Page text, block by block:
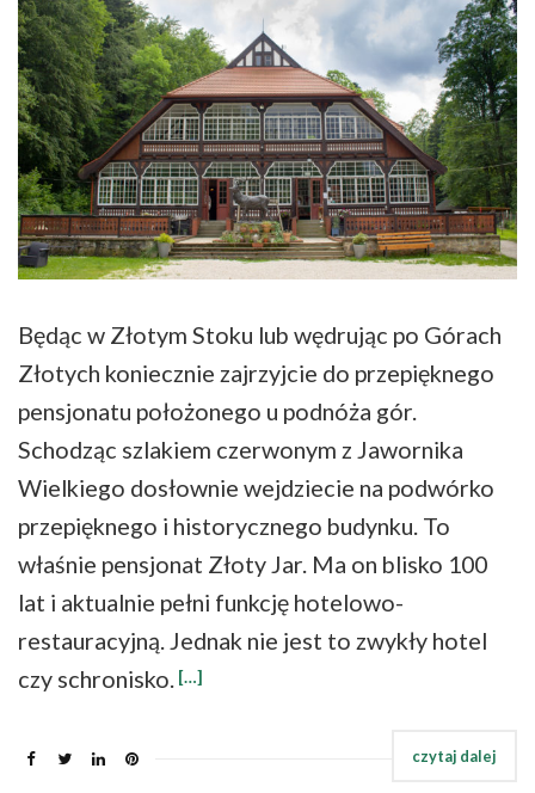
Będąc w Złotym Stoku lub wędrując po Górach
Złotych koniecznie zajrzyjcie do przepięknego
pensjonatu położonego u podnóża gór.
Schodząc szlakiem czerwonym z Jawornika
Wielkiego dosłownie wejdziecie na podwórko
przepięknego i historycznego budynku. To
właśnie pensjonat Złoty Jar. Ma on blisko 100
lat i aktualnie pełni funkcję hotelowo-
restauracyjną. Jednak nie jest to zwykły hotel
czy schronisko. […]